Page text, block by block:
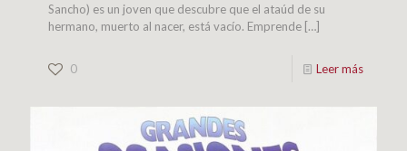
Sancho) es un joven que descubre que el ataúd de su
hermano, muerto al nacer, está vacío. Emprende […]
0 Leer más